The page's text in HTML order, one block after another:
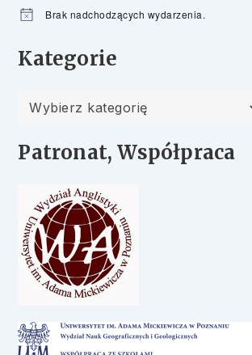
Powiadomienie
Brak nadchodzących wydarzenia.
Kategorie
Kategorie
Patronat, Współpraca